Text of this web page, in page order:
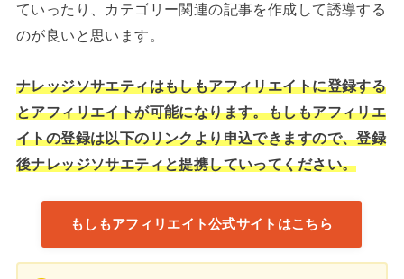
ていったり、カテゴリー関連の記事を作成して誘導する
のが良いと思います。
ナレッジソサエティはもしもアフィリエイトに登録する
とアフィリエイトが可能になります。もしもアフィリエ
イトの登録は以下のリンクより申込できますので、登録
後ナレッジソサエティと提携していってください。
もしもアフィリエイト公式サイトはこちら